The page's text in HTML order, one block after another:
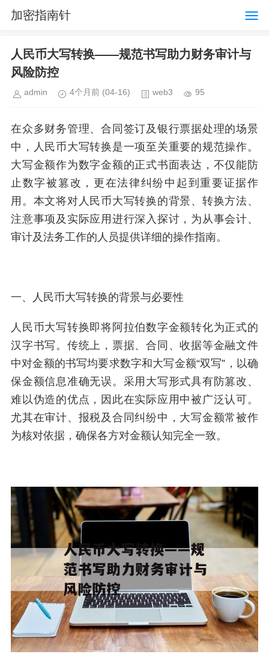
加密指南针
人民币大写转换——规范书写助力财务审计与
风险防控
admin 4个月前 (04-16) web3 95
在众多财务管理、合同签订及银行票据处理的场景
中，人民币大写转换是一项至关重要的规范操作。
大写金额作为数字金额的正式书面表达，不仅能防
止数字被篡改，更在法律纠纷中起到重要证据作
用。本文将对人民币大写转换的背景、转换方法、
注意事项及实际应用进行深入探讨，为从事会计、
审计及法务工作的人员提供详细的操作指南。
一、人民币大写转换的背景与必要性
人民币大写转换即将阿拉伯数字金额转化为正式的
汉字书写。传统上，票据、合同、收据等金融文件
中对金额的书写均要求数字和大写金额“双写”，以确
保金额信息准确无误。采用大写形式具有防篡改、
难以伪造的优点，因此在实际应用中被广泛认可。
尤其在审计、报税及合同纠纷中，大写金额常被作
为核对依据，确保各方对金额认知完全一致。